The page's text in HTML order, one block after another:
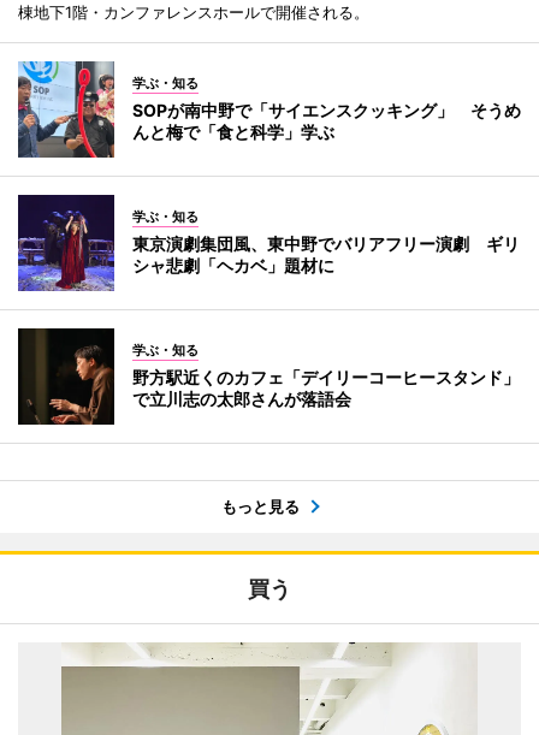
棟地下1階・カンファレンスホールで開催される。
学ぶ・知る
SOPが南中野で「サイエンスクッキング」 そうめ
んと梅で「食と科学」学ぶ
学ぶ・知る
東京演劇集団風、東中野でバリアフリー演劇 ギリ
シャ悲劇「ヘカベ」題材に
学ぶ・知る
野方駅近くのカフェ「デイリーコーヒースタンド」
で立川志の太郎さんが落語会
もっと見る
買う